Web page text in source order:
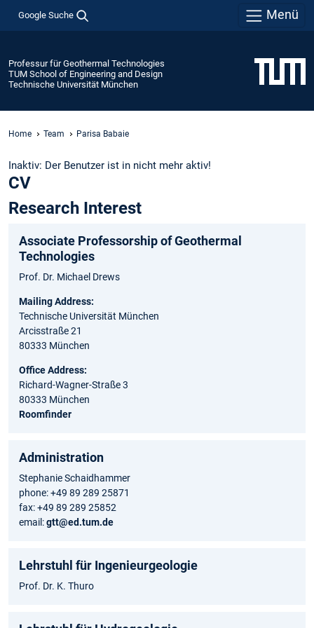
Google Suche Menü
Professur für Geothermal Technologies
TUM School of Engineering and Design
Technische Universität München
Home Team Parisa Babaie
Inaktiv: Der Benutzer ist in nicht mehr aktiv!
CV
Research Interest
Associate Professorship of Geothermal
Technologies
Prof. Dr. Michael Drews
Mailing Address:
Technische Universität München
Arcisstraße 21
80333 München
Office Address:
Richard-Wagner-Straße 3
80333 München
Roomfinder
Administration
Stephanie Schaidhammer
phone: +49 89 289 25871
fax: +49 89 289 25852
email:gtt@ed.tum.de
Lehrstuhl für Ingenieurgeologie
Prof. Dr. K. Thuro